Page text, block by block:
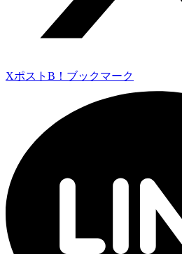
Xポスト B！ブックマーク